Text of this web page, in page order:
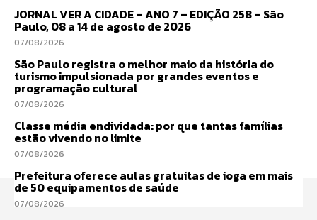
JORNAL VER A CIDADE – ANO 7 – EDIÇÃO 258 – São
Paulo, 08 a 14 de agosto de 2026
07/08/2026
São Paulo registra o melhor maio da história do
turismo impulsionada por grandes eventos e
programação cultural
07/08/2026
Classe média endividada: por que tantas famílias
estão vivendo no limite
07/08/2026
Prefeitura oferece aulas gratuitas de ioga em mais
de 50 equipamentos de saúde
07/08/2026